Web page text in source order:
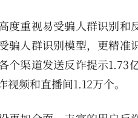
度重视易受骗人群识别和
骗人群识别模型，更精
个渠道发送反诈提示1.73
频和直播间1.12万个。